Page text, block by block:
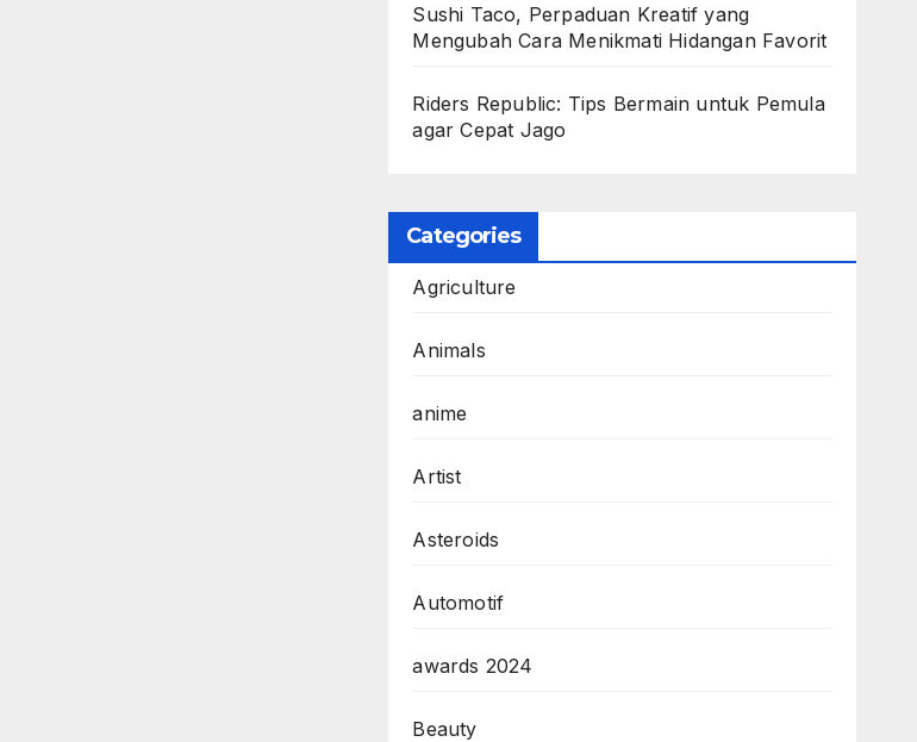
Sushi Taco, Perpaduan Kreatif yang
Mengubah Cara Menikmati Hidangan Favorit
Riders Republic: Tips Bermain untuk Pemula
agar Cepat Jago
Categories
Agriculture
Animals
anime
Artist
Asteroids
Automotif
awards 2024
Beauty